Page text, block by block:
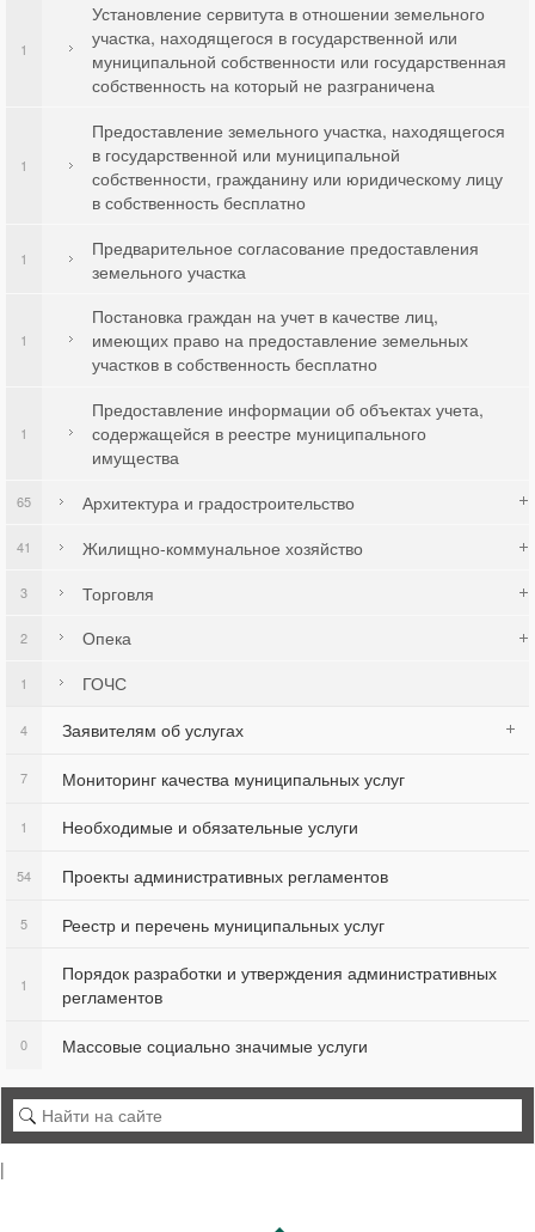
Установление сервитута в отношении земельного
участка, находящегося в государственной или
муниципальной собственности или государственная
собственность на который не разграничена
1
Предоставление земельного участка, находящегося
в государственной или муниципальной
собственности, гражданину или юридическому лицу
в собственность бесплатно
1
Предварительное согласование предоставления
земельного участка
1
Постановка граждан на учет в качестве лиц,
имеющих право на предоставление земельных
участков в собственность бесплатно
1
Предоставление информации об объектах учета,
содержащейся в реестре муниципального
имущества
1
Архитектура и градостроительство
65
Жилищно-коммунальное хозяйство
41
Торговля
3
Опека
2
ГОЧС
1
Заявителям об услугах
4
Мониторинг качества муниципальных услуг
7
Необходимые и обязательные услуги
1
Проекты административных регламентов
54
Реестр и перечень муниципальных услуг
5
Порядок разработки и утверждения административных
регламентов
1
Массовые социально значимые услуги
0
|